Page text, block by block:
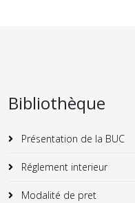
Bibliothèque
Présentation de la BUC
Réglement interieur
Modalité de pret